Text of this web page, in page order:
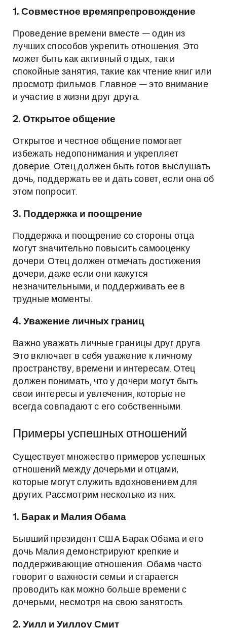
1. Совместное времяпрепровождение
Проведение времени вместе — один из
лучших способов укрепить отношения. Это
может быть как активный отдых, так и
спокойные занятия, такие как чтение книг или
просмотр фильмов. Главное — это внимание
и участие в жизни друг друга.
2. Открытое общение
Открытое и честное общение помогает
избежать недопонимания и укрепляет
доверие. Отец должен быть готов выслушать
дочь, поддержать ее и дать совет, если она об
этом попросит.
3. Поддержка и поощрение
Поддержка и поощрение со стороны отца
могут значительно повысить самооценку
дочери. Отец должен отмечать достижения
дочери, даже если они кажутся
незначительными, и поддерживать ее в
трудные моменты.
4. Уважение личных границ
Важно уважать личные границы друг друга.
Это включает в себя уважение к личному
пространству, времени и интересам. Отец
должен понимать, что у дочери могут быть
свои интересы и увлечения, которые не
всегда совпадают с его собственными.
Примеры успешных отношений
Существует множество примеров успешных
отношений между дочерьми и отцами,
которые могут служить вдохновением для
других. Рассмотрим несколько из них:
1. Барак и Малия Обама
Бывший президент США Барак Обама и его
дочь Малия демонстрируют крепкие и
поддерживающие отношения. Обама часто
говорит о важности семьи и старается
проводить как можно больше времени с
дочерьми, несмотря на свою занятость.
2. Уилл и Уиллоу Смит